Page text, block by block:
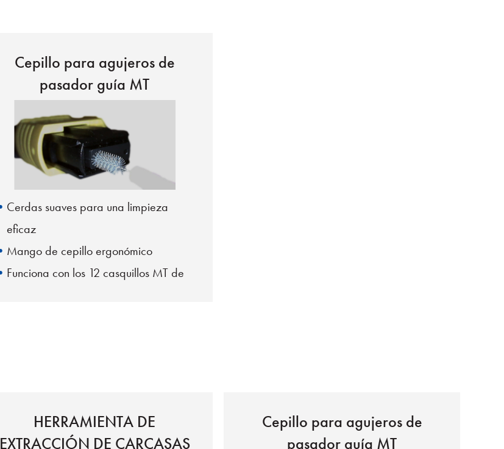
Cepillo para agujeros de
pasador guía MT
Cerdas suaves para una limpieza
eficaz
Mango de cepillo ergonómico
Funciona con los 12 casquillos MT de
HERRAMIENTA DE
EXTRACCIÓN DE CARCASAS
Cepillo para agujeros de
pasador guía MT